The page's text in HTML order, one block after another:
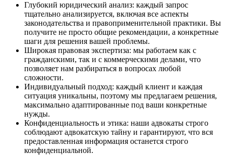
Глубокий юридический анализ: каждый запрос
тщательно анализируется, включая все аспекты
законодательства и правоприменительной практики. Вы
получите не просто общие рекомендации, а конкретные
шаги для решения вашей проблемы.
Широкая правовая экспертиза: мы работаем как с
гражданскими, так и с коммерческими делами, что
позволяет нам разбираться в вопросах любой
сложности.
Индивидуальный подход: каждый клиент и каждая
ситуация уникальны, поэтому мы предлагаем решения,
максимально адаптированные под ваши конкретные
нужды.
Конфиденциальность и этика: наши адвокаты строго
соблюдают адвокатскую тайну и гарантируют, что вся
предоставленная информация останется строго
конфиденциальной.